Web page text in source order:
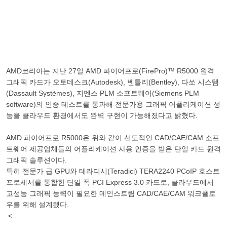
AMD코리아는 지난 27일 AMD 파이어프로(FirePro)™ R5000 원격
그래픽 카드가 오토데스크(Autodesk), 벤틀리(Bentley), 다쏘 시스템
(Dassault Systèmes), 지멘스 PLM 소프트웨어(Siemens PLM
software)의 인증 테스트를 통과해 전문가용 그래픽 어플리케이션 성
능을 클라우드 환경에서도 완벽 구현이 가능해졌다고 밝혔다.
AMD 파이어프로 R5000은 위와 같이 선도적인 CAD/CAE/CAM 소프
트웨어 제공업체들의 어플리케이션 사용 인증을 받은 단일 카드 원격
그래픽 솔루션이다.
특히 전문가 급 GPU와 테라디시(Teradici) TERA2240 PCoIP 호스트
프로세서를 통합한 단일 폭 PCI Express 3.0 카드로, 클라우드에서
고성능 그래픽 능력이 필요한 메인스트림 CAD/CAE/CAM 워크플로
우를 위해 설계됐다.
<...